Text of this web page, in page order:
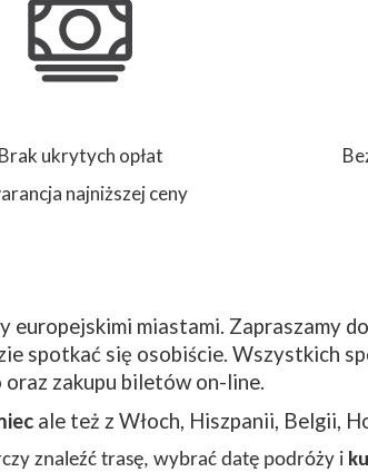
Brak ukrytych opłat
najniższej ceny
europejskimi miastami. Zapraszamy
spotkać się osobiście. Wszystkich
zakupu biletów on-line.
ale też z Włoch, Hiszpanii, Belgii,
znaleźć trasę, wybrać datę podróży i